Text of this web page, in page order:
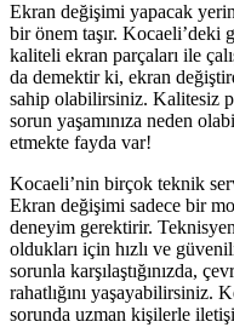
Ekran değişimi yapacak
bir önem taşır.
kaliteli ekran parçaları ile
da demektir ki, ekran
sahip olabilirsiniz. Kalitesiz
sorun yaşamınıza neden
etmekte fayda var!
Kocaeli’nin birçok teknik
Ekran değişimi sadece bir
deneyim gerektirir.
oldukları için hızlı ve
sorunla karşılaştığınızda,
rahatlığını yaşayabilirsiniz.
sorunda uzman kişilerle